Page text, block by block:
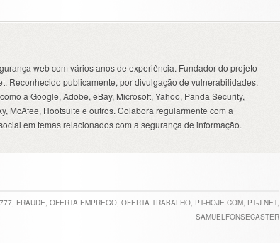
web com vários anos de experiência. Fundador do projeto
Reconhecido publicamente, por divulgação de vulnerabilidades,
a Google, Adobe, eBay, Microsoft, Yahoo, Panda Security,
McAfee, Hootsuite e outros. Colabora regularmente com a
em temas relacionados com a segurança de informação.
, FRAUDE, OFERTA EMPREGO, OFERTA TRABALHO, PT-HOJE.COM, PT-J.NET,
SAMUELFONSECASTER